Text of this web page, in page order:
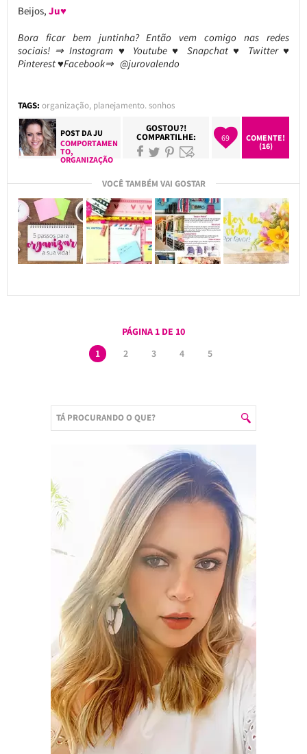
Beijos, Ju♥
Bora ficar bem juntinha? Então vem comigo nas redes
sociais! ⇒ Instagram ♥ Youtube ♥ Snapchat ♥ Twitter ♥
Pinterest ♥Facebook⇒ @jurovalendo
TAGS: organização, planejamento. sonhos
POST DAJU
COMPORTAMEN
TO,
ORGANIZAÇÃO
GOSTOU?!
COMPARTILHE: 69
COMENTE!
(16)
VOCÊ TAMBÉM VAI GOSTAR
PÁGINA 1 DE 10
1
2 3 4 5